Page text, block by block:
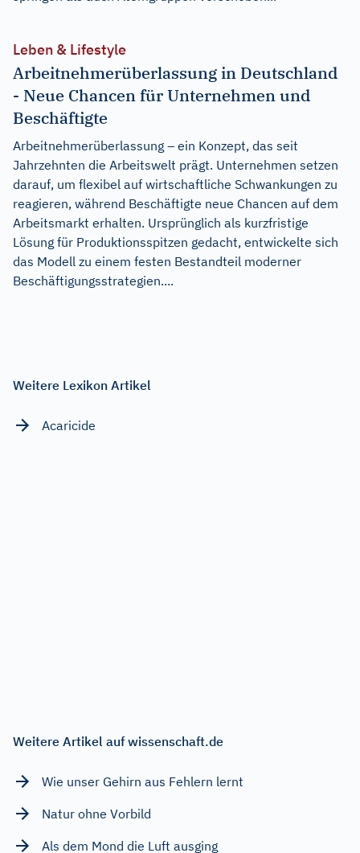
Leben & Lifestyle
Arbeitnehmerüberlassung in Deutschland
- Neue Chancen für Unternehmen und
Beschäftigte
Arbeitnehmerüberlassung – ein Konzept, das seit
Jahrzehnten die Arbeitswelt prägt. Unternehmen setzen
darauf, um flexibel auf wirtschaftliche Schwankungen zu
reagieren, während Beschäftigte neue Chancen auf dem
Arbeitsmarkt erhalten. Ursprünglich als kurzfristige
Lösung für Produktionsspitzen gedacht, entwickelte sich
das Modell zu einem festen Bestandteil moderner
Beschäftigungsstrategien....
Weitere Lexikon Artikel
Acaricide
Weitere Artikel auf wissenschaft.de
Wie unser Gehirn aus Fehlern lernt
Natur ohne Vorbild
Als dem Mond die Luft ausging